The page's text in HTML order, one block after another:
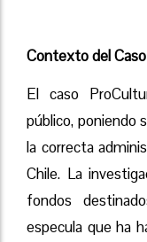
Contexto del
El caso
público, poniendo
la correcta
Chile. La
fondos
especula que ha